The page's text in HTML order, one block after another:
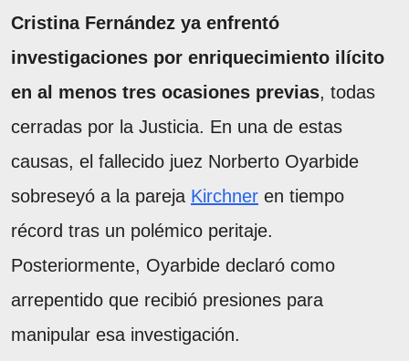
Cristina Fernández ya enfrentó
investigaciones por enriquecimiento ilícito
en al menos tres ocasiones previas, todas
cerradas por la Justicia. En una de estas
causas, el fallecido juez Norberto Oyarbide
sobreseyó a la pareja Kirchner en tiempo
récord tras un polémico peritaje.
Posteriormente, Oyarbide declaró como
arrepentido que recibió presiones para
manipular esa investigación.